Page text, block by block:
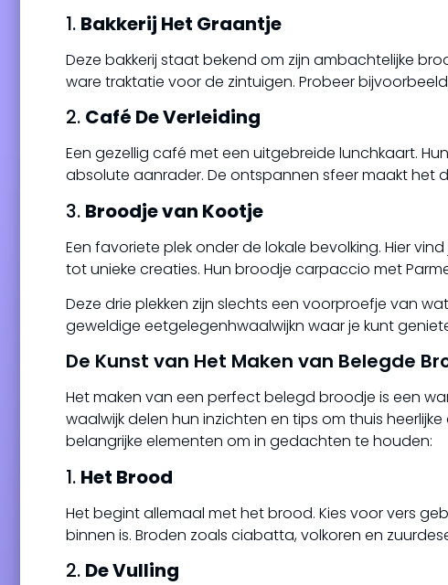
1. Bakkerij Het Graantje
Deze bakkerij staat bekend om zijn ambachtelijke
ware traktatie voor de zintuigen. Probeer
2. Café De Verleiding
Een gezellig café met een uitgebreide lunchkaart.
absolute aanrader. De ontspannen sfeer maakt het
3. Broodje van Kootje
Een favoriete plek onder de lokale bevolking. Hier
tot unieke creaties. Hun broodje carpaccio met
Deze drie plekken zijn slechts een voorproefje van
geweldige eetgelegenhwaalwijkn waar je kunt
De Kunst van Het Maken van Belegde
Het maken van een perfect belegd broodje is een
waalwijk delen hun inzichten en tips om thuis
belangrijke elementen om in gedachten te houden:
1. Het Brood
Het begint allemaal met het brood. Kies voor vers
binnen is. Broden zoals ciabatta, volkoren en
2. De Vulling